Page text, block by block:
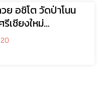
ย อชิโต วัดป่าโนน
เชียงใหม่
ย